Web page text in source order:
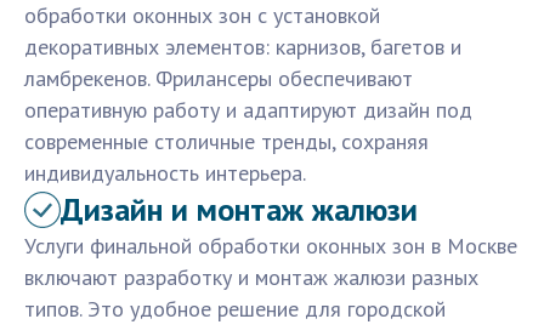
обработки оконных зон с установкой
декоративных элементов: карнизов, багетов и
ламбрекенов. Фрилансеры обеспечивают
оперативную работу и адаптируют дизайн под
современные столичные тренды, сохраняя
индивидуальность интерьера.
Дизайн и монтаж жалюзи
Услуги финальной обработки оконных зон в Москве
включают разработку и монтаж жалюзи разных
типов. Это удобное решение для городской